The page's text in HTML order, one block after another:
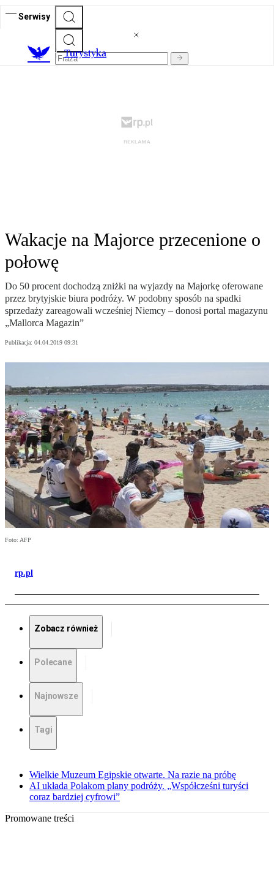
Serwisy
Turystyka
Wakacje na Majorce przecenione o
połowę
Do 50 procent dochodzą zniżki na wyjazdy na Majorkę oferowane
przez brytyjskie biura podróży. W podobny sposób na spadki
sprzedaży zareagowali wcześniej Niemcy – donosi portal magazynu
„Mallorca Magazin”
Publikacja: 04.04.2019 09:31
Foto: AFP
rp.pl
Zobacz również
Polecane
Najnowsze
Tagi
Wielkie Muzeum Egipskie otwarte. Na razie na próbę
AI układa Polakom plany podróży. „Współcześni turyści
coraz bardziej cyfrowi”
Promowane treści